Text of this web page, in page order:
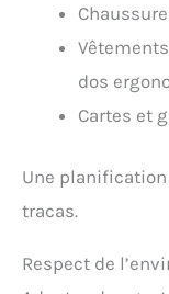
dos
Cartes et
Une
tracas.
Respect de